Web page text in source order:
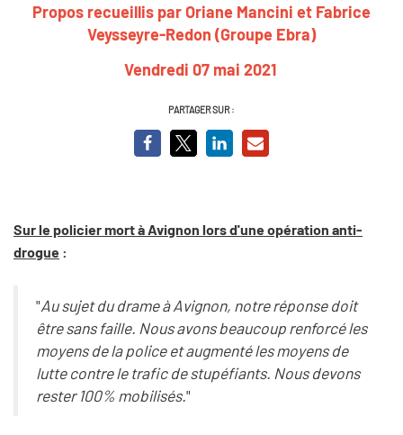
Propos recueillis par Oriane Mancini et Fabrice
Veysseyre-Redon (Groupe Ebra)
Vendredi 07 mai 2021
PARTAGER SUR :
Sur le policier mort à Avignon lors d'une opération anti-
drogue :
"Au sujet du drame à Avignon, notre réponse doit
être sans faille. Nous avons beaucoup renforcé les
moyens de la police et augmenté les moyens de
lutte contre le trafic de stupéfiants. Nous devons
rester 100% mobilisés."